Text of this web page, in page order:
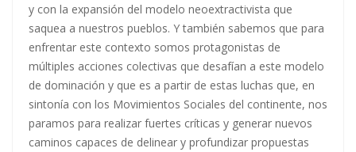
y con la expansión del modelo neoextractivista que
saquea a nuestros pueblos. Y también sabemos que para
enfrentar este contexto somos protagonistas de
múltiples acciones colectivas que desafían a este modelo
de dominación y que es a partir de estas luchas que, en
sintonía con los Movimientos Sociales del continente, nos
paramos para realizar fuertes críticas y generar nuevos
caminos capaces de delinear y profundizar propuestas